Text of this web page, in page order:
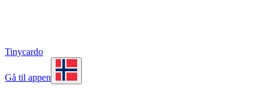
Tinycardo
Gå til appen